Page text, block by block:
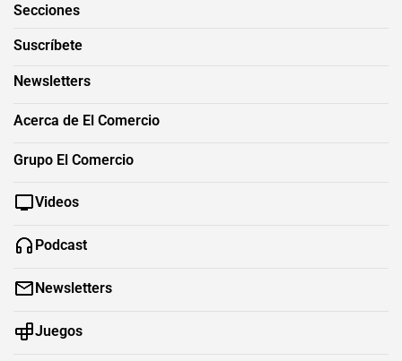
Secciones
Suscríbete
Newsletters
Acerca de El Comercio
Grupo El Comercio
Videos
Podcast
Newsletters
Juegos